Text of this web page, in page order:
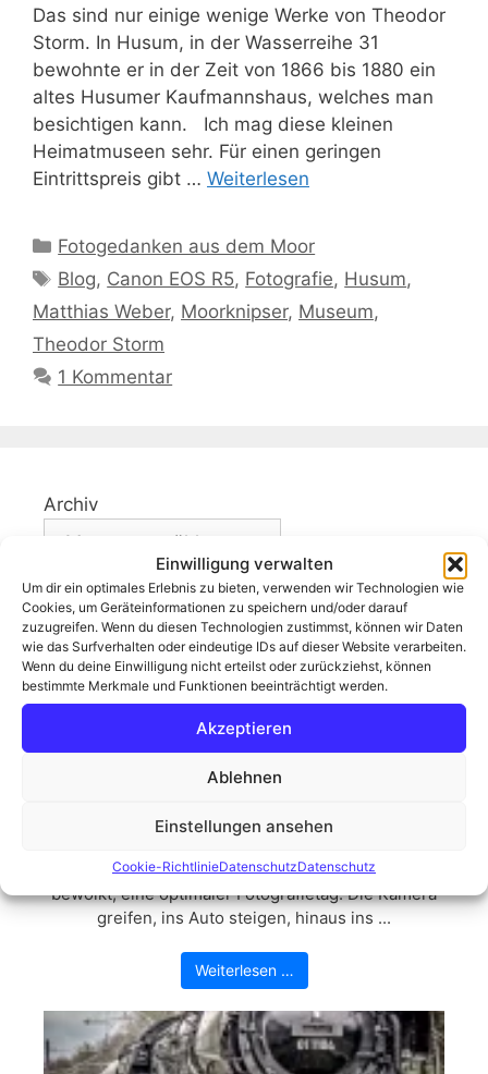
Einwilligung verwalten
Um dir ein optimales Erlebnis zu bieten, verwenden wir Technologien wie
Cookies, um Geräteinformationen zu speichern und/oder darauf
zuzugreifen. Wenn du diesen Technologien zustimmst, können wir Daten
wie das Surfverhalten oder eindeutige IDs auf dieser Website verarbeiten.
Wenn du deine Einwilligung nicht erteilst oder zurückziehst, können
bestimmte Merkmale und Funktionen beeinträchtigt werden.
Akzeptieren
Ablehnen
Einstellungen ansehen
Cookie-RichtlinieDatenschutzDatenschutz
Das sind nur einige wenige Werke von Theodor
Storm. In Husum, in der Wasserreihe 31
bewohnte er in der Zeit von 1866 bis 1880 ein
altes Husumer Kaufmannshaus, welches man
besichtigen kann. Ich mag diese kleinen
Heimatmuseen sehr. Für einen geringen
Eintrittspreis gibt … Weiterlesen
Kategorien
Fotogedanken aus dem Moor
Schlagwörter
Blog, Canon EOS R5, Fotografie, Husum,
Matthias Weber, Moorknipser, Museum,
Theodor Storm
1 Kommentar
Archiv
natürlichen Habitat
Die Sonne schien, der Himmel war nur leicht
bewölkt, eine optimaler Fotografietag. Die Kamera
greifen, ins Auto steigen, hinaus ins ...
Weiterlesen …